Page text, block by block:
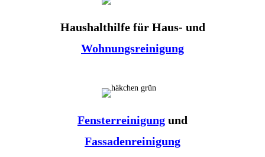
Haushalthilfe für Haus- und
Wohnungsreinigung
Fensterreinigung und
Fassadenreinigung